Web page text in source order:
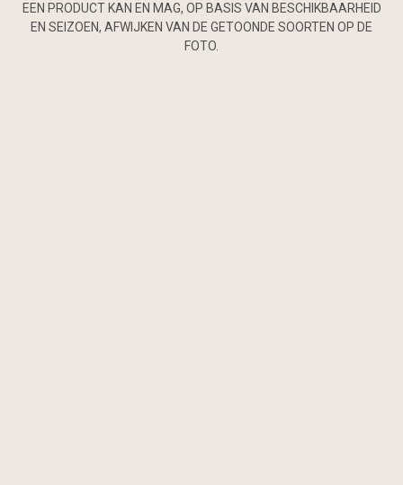
EEN PRODUCT KAN EN MAG, OP BASIS VAN BESCHIKBAARHEID
EN SEIZOEN, AFWIJKEN VAN DE GETOONDE SOORTEN OP DE
FOTO.